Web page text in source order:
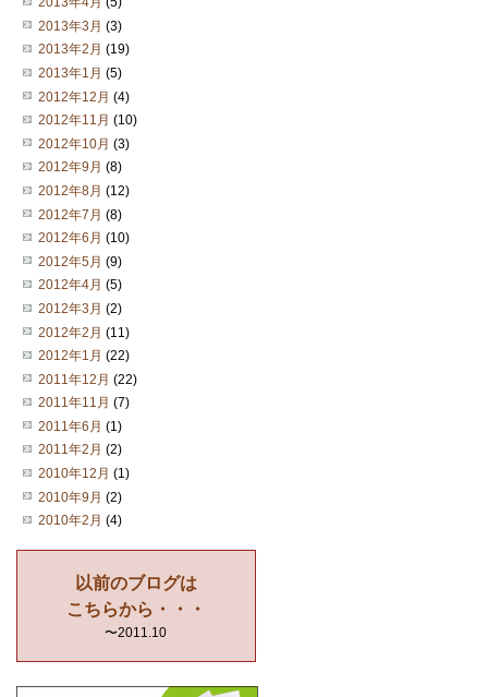
2013年3月 (3)
2013年2月 (19)
2013年1月 (5)
2012年12月 (4)
2012年11月 (10)
2012年10月 (3)
2012年9月 (8)
2012年8月 (12)
2012年7月 (8)
2012年6月 (10)
2012年5月 (9)
2012年4月 (5)
2012年3月 (2)
2012年2月 (11)
2012年1月 (22)
2011年12月 (22)
2011年11月 (7)
2011年6月 (1)
2011年2月 (2)
2010年12月 (1)
2010年9月 (2)
2010年2月 (4)
以前のブログは
こちらから・・・
〜2011.10